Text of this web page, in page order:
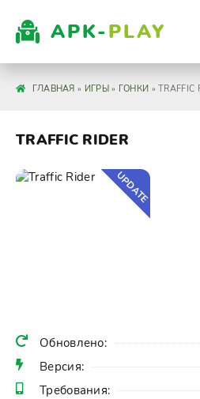
APK-PLAY
ГЛАВНАЯ » ИГРЫ» ГОНКИ » TRAFFIC
TRAFFIC RIDER
Обновлено:
Версия:
Требования:
UPDATE